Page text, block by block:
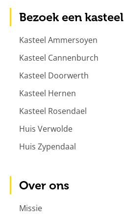
Bezoek een kasteel
Kasteel Ammersoyen
Kasteel Cannenburch
Kasteel Doorwerth
Kasteel Hernen
Kasteel Rosendael
Huis Verwolde
Huis Zypendaal
Over ons
Missie